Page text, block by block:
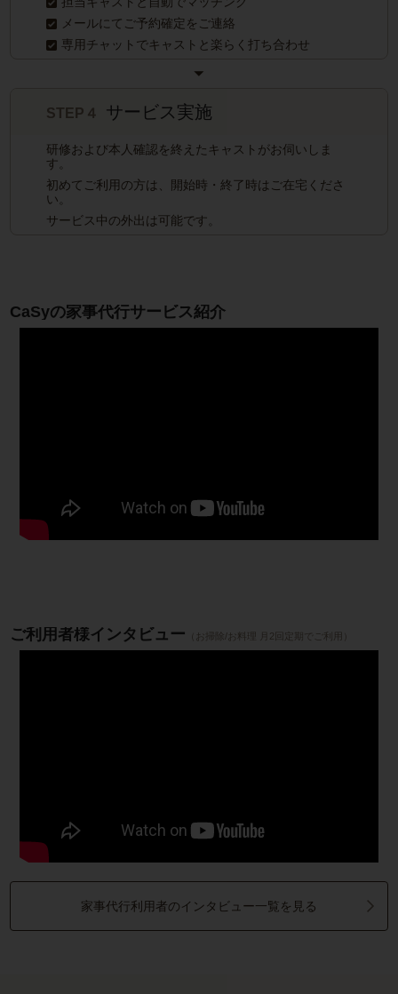
メールにてご予約確定をご連絡
専用チャットでキャストと楽らく打ち合わせ
STEP４ サービス実施
研修および本人確認を終えたキャストがお伺いしま
す。
初めてご利用の方は、開始時・終了時はご在宅くださ
い。
サービス中の外出は可能です。
CaSyの家事代行サービス紹介
ご利用者様インタビュー （お掃除/お料理 月2回定期でご利用）
家事代行利用者のインタビュー一覧を見る